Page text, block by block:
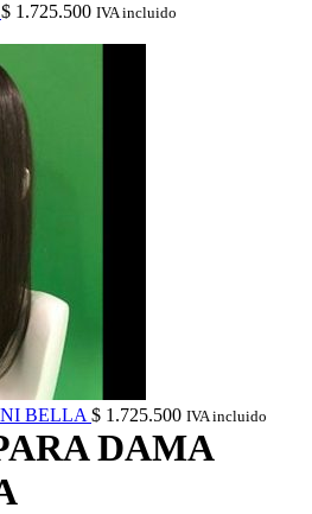
$ 1.725.500 IVA incluido
BELLA $ 1.725.500 IVA incluido
DAMA